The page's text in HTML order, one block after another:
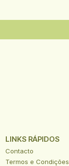
LINKS RÁPIDOS
Contacto
Termos e Condições